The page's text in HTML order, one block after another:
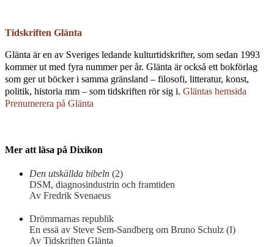
Tidskriften Glänta
Glänta är en av Sveriges ledande kulturtidskrifter, som sedan 1993
kommer ut med fyra nummer per år. Glänta är också ett bokförlag
som ger ut böcker i samma gränsland – filosofi, litteratur, konst,
politik, historia mm – som tidskriften rör sig i. Gläntas hemsida
Prenumerera på Glänta
Mer att läsa på Dixikon
Den utskällda bibeln (2)
DSM, diagnosindustrin och framtiden
Av Fredrik Svenaeus
Drömmarnas republik
En essä av Steve Sem-Sandberg om Bruno Schulz (I)
Av Tidskriften Glänta